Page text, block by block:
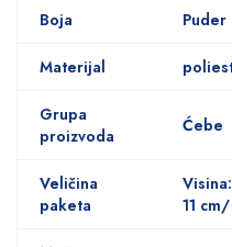
Boja Puder
Materijal
Grupa
proizvoda
Ćebe
Veličina
paketa
11